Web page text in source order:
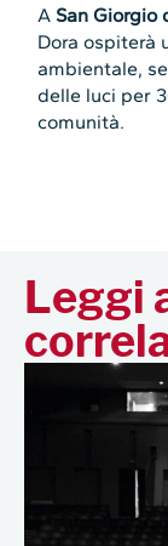
A San Giorgio
Dora ospiterà
ambientale,
delle luci per
comunità.
Leggi